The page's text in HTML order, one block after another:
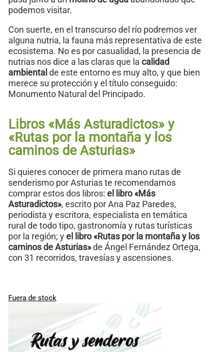
podemos visitar.
Con suerte, en el transcurso del río podremos ver
alguna nutria, la fauna más representativa de este
ecosistema. No es por casualidad, la presencia de
nutrias nos dice a las claras que la calidad
ambiental de este entorno es muy alto, y que bien
merece su protección y el título conseguido:
Monumento Natural del Principado.
Libros «Más Asturadictos» y
«Rutas por la montaña y los
caminos de Asturias»
Si quieres conocer de primera mano rutas de
senderismo por Asturias te recomendamos
comprar estos dos libros: el libro «Más
Asturadictos», escrito por Ana Paz Paredes,
periodista y escritora, especialista en temática
rural de todo tipo, gastronomía y rutas turísticas
por la región; yel libro «Rutas por la montaña y los
caminos de Asturias»de Ángel Fernández Ortega,
con 31 recorridos, travesías y ascensiones.
Fuera de stock